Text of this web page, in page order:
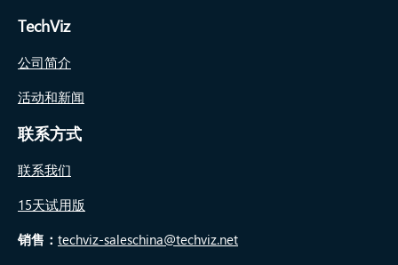
TechViz
公司简介
活动和新闻
联系方式
联系我们
15天试用版
销售： techviz-saleschina@techviz.net